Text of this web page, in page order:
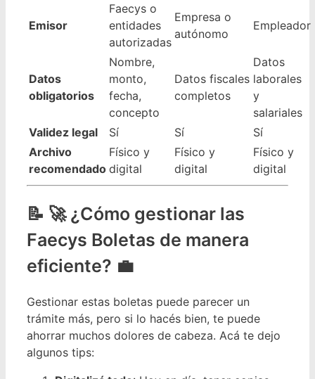
Emisor
Faecys o
entidades
autorizadas
Empresa o
autónomo
Empleador
Datos
obligatorios
Nombre,
monto,
fecha,
concepto
Datos fiscales
completos
Datos
laborales
y
salariales
Validez legal
Sí Sí
Sí
Archivo
recomendado
Físico y
digital
Físico y
digital
Físico y
digital
🚀 ¿Cómo gestionar las
Faecys Boletas de manera
eficiente? 💼
Gestionar estas boletas puede parecer un
trámite más, pero si lo hacés bien, te puede
ahorrar muchos dolores de cabeza. Acá te dejo
algunos tips: